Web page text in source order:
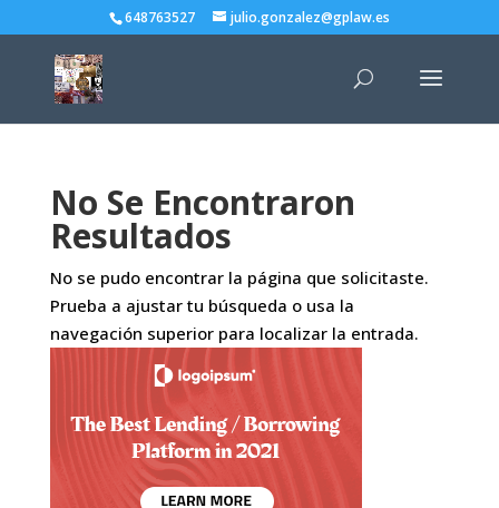
648763527 julio.gonzalez@gplaw.es
No Se Encontraron
Resultados
No se pudo encontrar la página que solicitaste.
Prueba a ajustar tu búsqueda o usa la
navegación superior para localizar la entrada.